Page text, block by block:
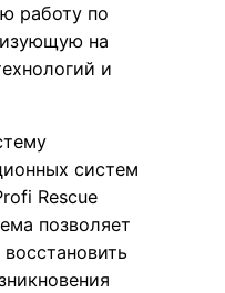
работу по
на
и
систем
Rescue
позволяет